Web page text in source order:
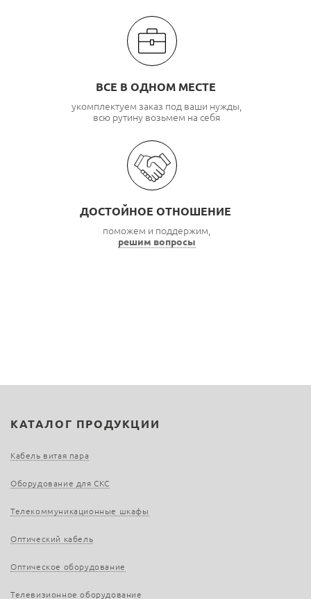
ВСЕ В ОДНОМ МЕСТЕ
укомплектуем заказ под ваши нужды,
всю рутину возьмем на себя
ДОСТОЙНОЕ ОТНОШЕНИЕ
поможем и поддержим,
решим вопросы
КАТАЛОГ ПРОДУКЦИИ
Кабель витая пара
Оборудование для СКС
Телекоммуникационные шкафы
Оптический кабель
Оптическое оборудование
Телевизионное оборудование